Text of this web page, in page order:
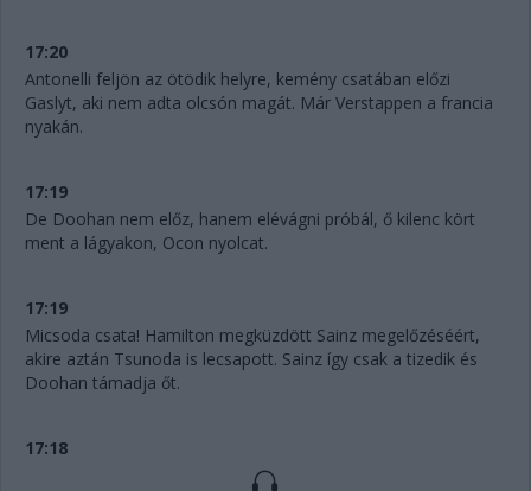
17:20
Antonelli feljön az ötödik helyre, kemény csatában előzi
Gaslyt, aki nem adta olcsón magát. Már Verstappen a francia
nyakán.
17:19
De Doohan nem előz, hanem elévágni próbál, ő kilenc kört
ment a lágyakon, Ocon nyolcat.
17:19
Micsoda csata! Hamilton megküzdött Sainz megelőzéséért,
akire aztán Tsunoda is lecsapott. Sainz így csak a tizedik és
Doohan támadja őt.
17:18